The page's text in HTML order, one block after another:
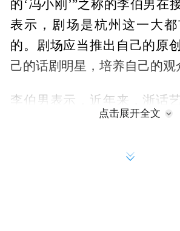
的‘冯小刚’”之称的李伯男在
表示，剧场是杭州这一大
的。剧场应当推出自己的原
己的话剧明星，培养自己的观
李伯男表示，近年来，浙话
越来越多的观众所熟悉，场
开始观众可能对话剧的概念
已经愈发主动地去接受戏剧了
点击展开全文